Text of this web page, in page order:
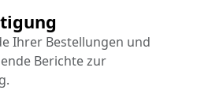
Ihrer Bestellungen und
Berichte zur